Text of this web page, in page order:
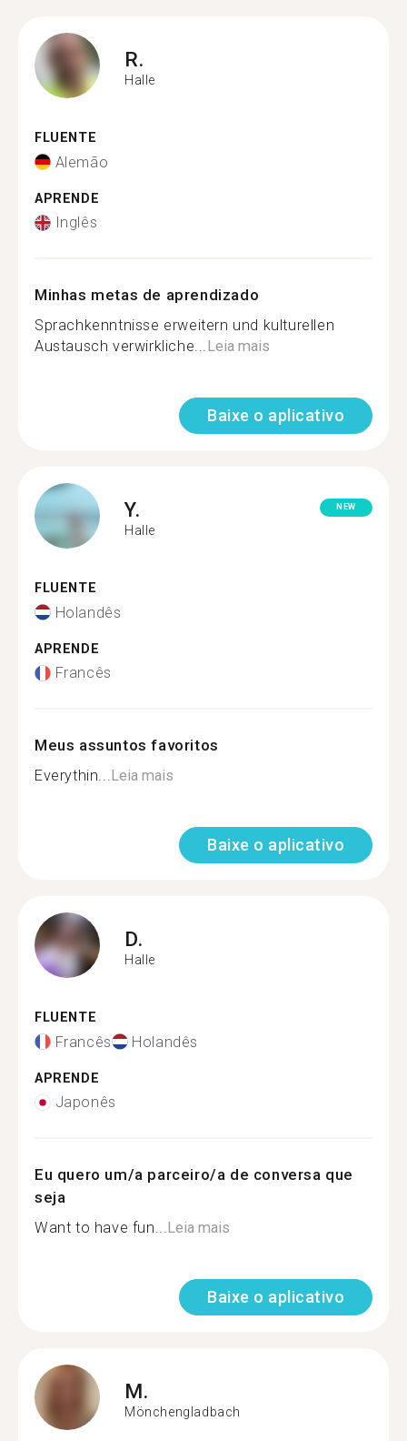
R.
Halle
FLUENTE
Alemão
APRENDE
Inglês
Minhas metas de aprendizado
Sprachkenntnisse erweitern und kulturellen
Austausch verwirkliche...Leia mais
Baixe o aplicativo
Y.
Halle
NEW
FLUENTE
Holandês
APRENDE
Francês
Meus assuntos favoritos
Everythin...Leia mais
Baixe o aplicativo
D.
Halle
FLUENTE
Francês Holandês
APRENDE
Japonês
Eu quero um/a parceiro/a de conversa que
seja
Want to have fun...Leia mais
Baixe o aplicativo
M.
Mönchengladbach